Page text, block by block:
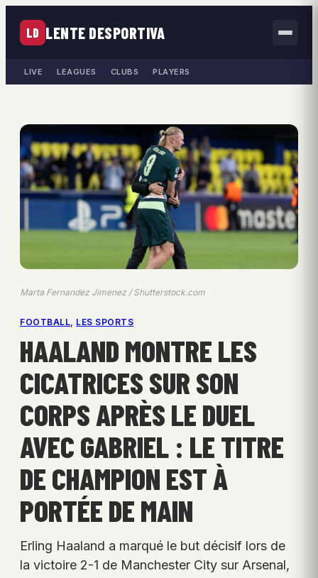
LD LENTE DESPORTIVA
LIVE LEAGUES CLUBS PLAYERS
Marta Fernandez Jimenez / Shutterstock.com
FOOTBALL, LES SPORTS
HAALAND MONTRE LES
CICATRICES SUR SON
CORPS APRÈS LE DUEL
AVEC GABRIEL : LE TITRE
DE CHAMPION EST À
PORTÉE DE MAIN
Erling Haaland a marqué le but décisif lors de
la victoire 2-1 de Manchester City sur Arsenal,